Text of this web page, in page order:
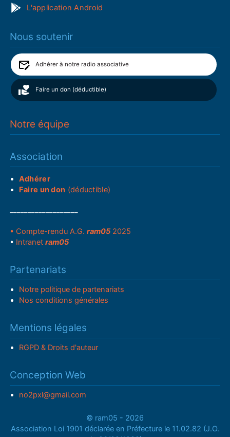
L'application Android
Nous soutenir
Adhérer à notre radio associative
Faire un don (déductible)
Notre équipe
Association
Adhérer
Faire un don (déductible)
• Compte-rendu A.G.ram05 2025
• Intranetram05
Partenariats
Notre politique de partenariats
Nos conditions générales
Mentions légales
RGPD & Droits d'auteur
Conception Web
no2pxl@gmail.com
© ram05 - 2026
Association Loi 1901 déclarée en Préfecture le 11.02.82 (J.O.